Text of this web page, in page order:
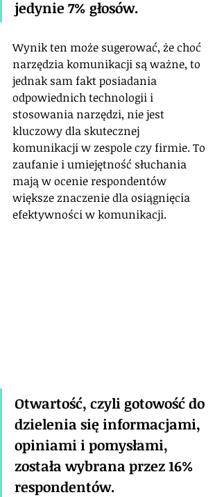
jedynie 7% głosów.
Wynik ten może sugerować, że choć
narzędzia komunikacji są ważne, to
jednak sam fakt posiadania
odpowiednich technologii i
stosowania narzędzi, nie jest
kluczowy dla skutecznej
komunikacji w zespole czy firmie. To
zaufanie i umiejętność słuchania
mają w ocenie respondentów
większe znaczenie dla osiągnięcia
efektywności w komunikacji.
Otwartość, czyli gotowość do
dzielenia się informacjami,
opiniami i pomysłami,
została wybrana przez 16%
respondentów.